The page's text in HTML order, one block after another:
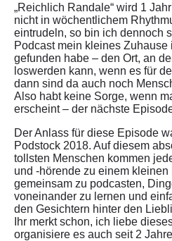
„Reichlich Randale“ wird 1
nicht in wöchentlichem
eintrudeln, so bin ich dennoch
Podcast mein kleines Zuhause
gefunden habe – den Ort, an
loswerden kann, wenn es für
dann sind da auch noch
Also habt keine Sorge, wenn
erscheint – der nächste
Der Anlass für diese Episode
Podstock 2018. Auf diesem
tollsten Menschen kommen
und -hörende zu einem
gemeinsam zu podcasten,
voneinander zu lernen und
den Gesichtern hinter den
Ihr merkt schon, ich liebe
organisiere es auch seit 2